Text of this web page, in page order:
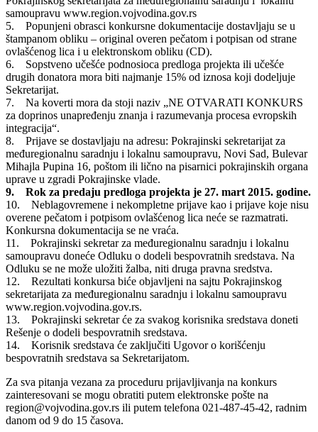
samoupravu www.region.vojvodina.gov.rs
5. Popunjeni obrasci konkursne dokumentacije dostavljaju se u
štampanom obliku – original overen pečatom i potpisan od strane
ovlašćenog lica i u elektronskom obliku (CD).
6. Sopstveno učešće podnosioca predloga projekta ili učešće
drugih donatora mora biti najmanje 15% od iznosa koji dodeljuje
Sekretarijat.
7. Na koverti mora da stoji naziv „NE OTVARATI KONKURS
za doprinos unapređenju znanja i razumevanja procesa evropskih
integracija“.
8. Prijave se dostavljaju na adresu: Pokrajinski sekretarijat za
međuregionalnu saradnju i lokalnu samoupravu, Novi Sad, Bulevar
Mihajla Pupina 16, poštom ili lično na pisarnici pokrajinskih organa
uprave u zgradi Pokrajinske vlade.
9. Rok za predaju predloga projekta je 27. mart 2015. godine.
10. Neblagovremene i nekompletne prijave kao i prijave koje nisu
overene pečatom i potpisom ovlašćenog lica neće se razmatrati.
Konkursna dokumentacija se ne vraća.
11. Pokrajinski sekretar za međuregionalnu saradnju i lokalnu
samoupravu doneće Odluku o dodeli bespovratnih sredstava. Na
Odluku se ne može uložiti žalba, niti druga pravna sredstva.
12. Rezultati konkursa biće objavljeni na sajtu Pokrajinskog
sekretarijata za međuregionalnu saradnju i lokalnu samoupravu
www.region.vojvodina.gov.rs.
13. Pokrajinski sekretar će za svakog korisnika sredstava doneti
Rešenje o dodeli bespovratnih sredstava.
14. Korisnik sredstava će zaključiti Ugovor o korišćenju
bespovratnih sredstava sa Sekretarijatom.
Za sva pitanja vezana za proceduru prijavljivanja na konkurs
zainteresovani se mogu obratiti putem elektronske pošte na
region@vojvodina.gov.rs ili putem telefona 021-487-45-42, radnim
danom od 9 do 15 časova.